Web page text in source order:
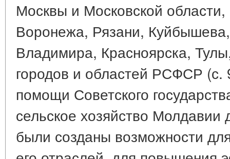
Москвы и Московской
Воронежа, Рязани,
Владимира, Красноярска,
городов и областей РСФСР (с.
помощи Советского
сельское хозяйство Молдавии
были созданы возможности